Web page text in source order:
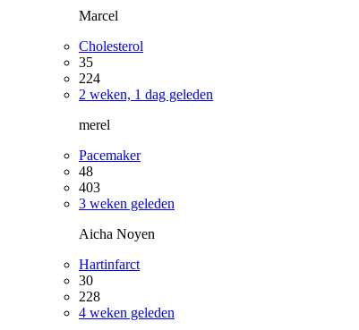
Marcel
Cholesterol
35
224
2 weken, 1 dag geleden
merel
Pacemaker
48
403
3 weken geleden
Aicha Noyen
Hartinfarct
30
228
4 weken geleden